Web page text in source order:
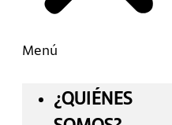
Menú
¿QUIÉNES